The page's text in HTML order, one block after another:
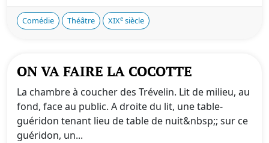
Comédie Théâtre XIXe siècle
ON VA FAIRE LA COCOTTE
La chambre à coucher des Trévelin. Lit de milieu, au
fond, face au public. A droite du lit, une table-
guéridon tenant lieu de table de nuit&nbsp;; sur ce
guéridon, un...